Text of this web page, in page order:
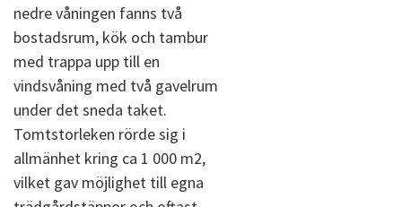
nedre våningen fanns två
bostadsrum, kök och tambur
med trappa upp till en
vindsvåning med två gavelrum
under det sneda taket.
Tomtstorleken rörde sig i
allmänhet kring ca 1 000 m2,
vilket gav möjlighet till egna